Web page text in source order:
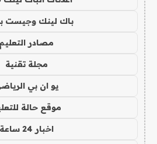
باك لينك وجيست
مصادر التعليم
مجلة تقنية
يو ان بي
موقع حالة
اخبار 24 ساعة